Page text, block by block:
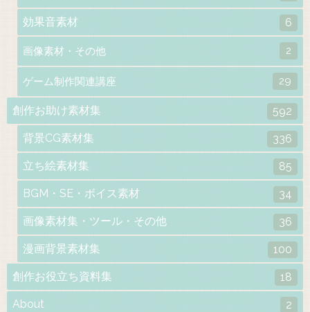
効果音素材 6
画像素材・その他 2
ゲーム制作関連講座 29
創作お助け素材集 592
背景CG素材集 336
立ち絵素材集 85
BGM・SE・ボイス素材 34
画像素材集・ツール・その他 36
漫画背景素材集 100
創作お役立ち資料集 18
About 2